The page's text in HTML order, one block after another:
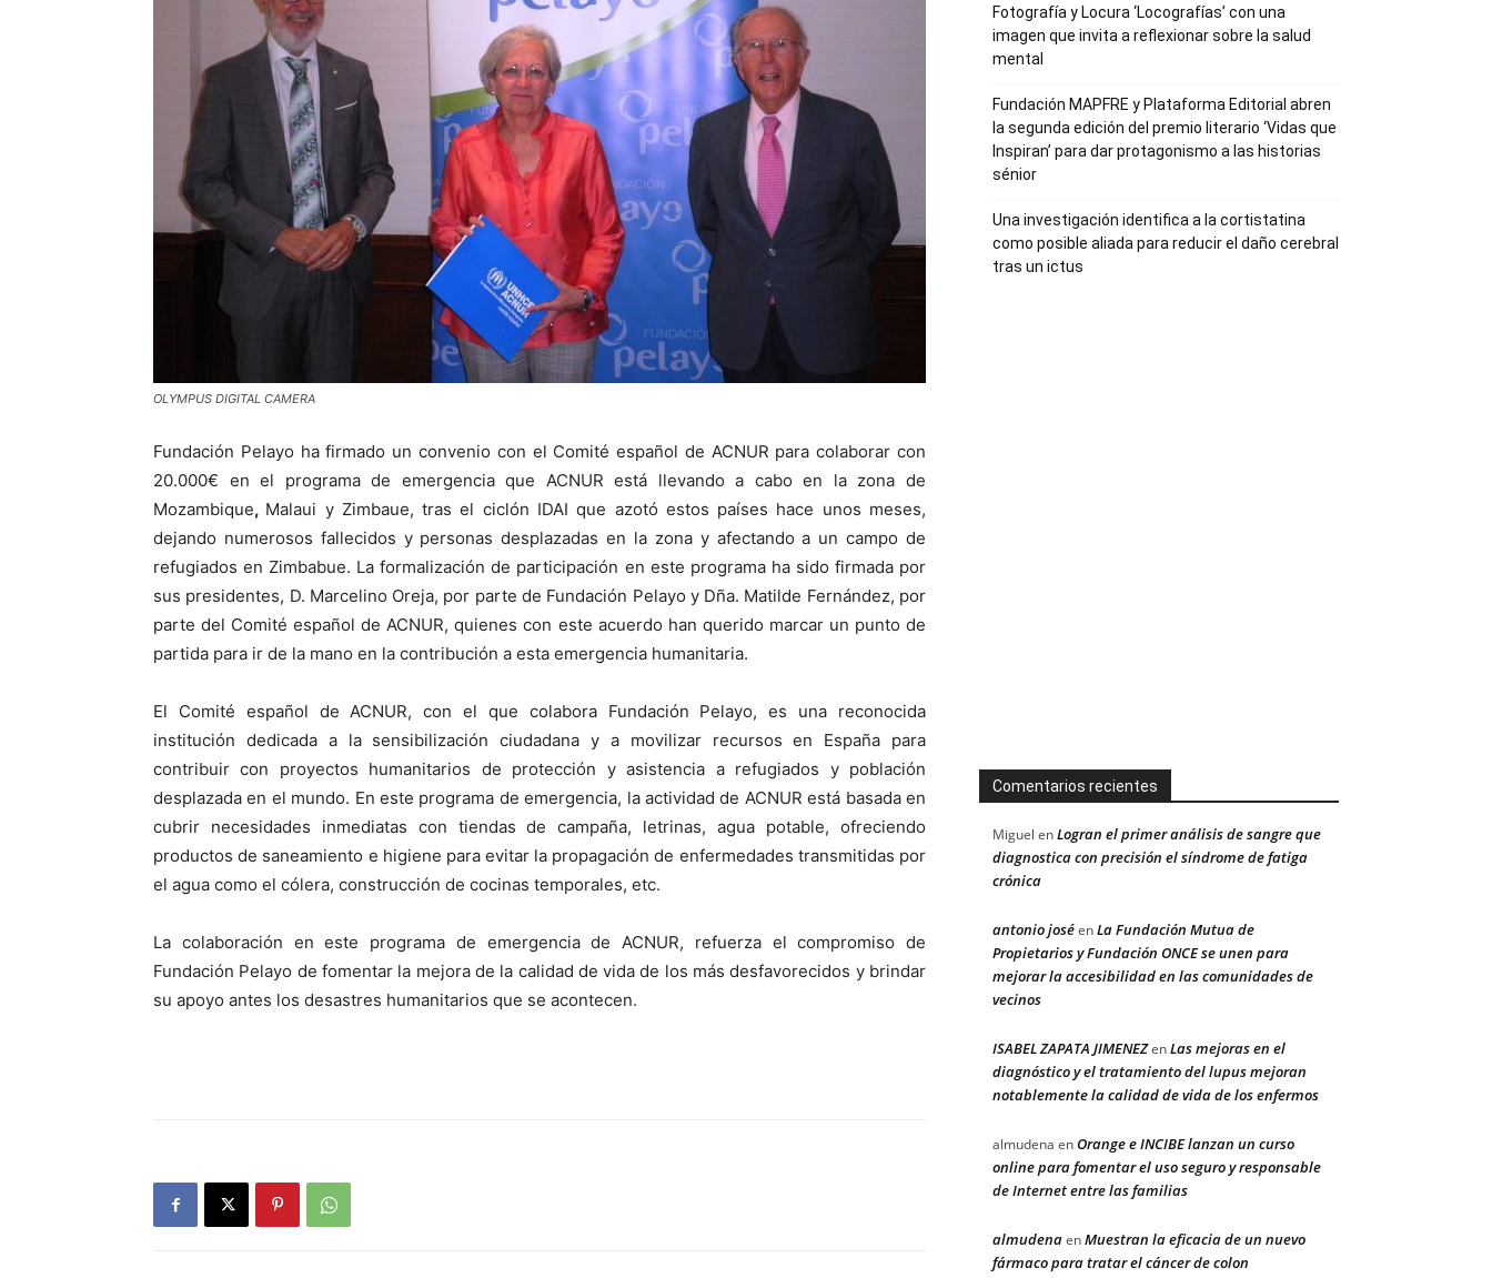
OLYMPUS DIGITAL CAMERA
Fundación Pelayo ha firmado un convenio con el Comité español de ACNUR para colaborar con
20.000€ en el programa de emergencia que ACNUR está llevando a cabo en la zona de
Mozambique, Malaui y Zimbaue, tras el ciclón IDAI que azotó estos países hace unos meses,
dejando numerosos fallecidos y personas desplazadas en la zona y afectando a un campo de
refugiados en Zimbabue. La formalización de participación en este programa ha sido firmada por
sus presidentes, D. Marcelino Oreja, por parte de Fundación Pelayo y Dña. Matilde Fernández, por
parte del Comité español de ACNUR, quienes con este acuerdo han querido marcar un punto de
partida para ir de la mano en la contribución a esta emergencia humanitaria.
El Comité español de ACNUR, con el que colabora Fundación Pelayo, es una reconocida
institución dedicada a la sensibilización ciudadana y a movilizar recursos en España para
contribuir con proyectos humanitarios de protección y asistencia a refugiados y población
desplazada en el mundo. En este programa de emergencia, la actividad de ACNUR está basada en
cubrir necesidades inmediatas con tiendas de campaña, letrinas, agua potable, ofreciendo
productos de saneamiento e higiene para evitar la propagación de enfermedades transmitidas por
el agua como el cólera, construcción de cocinas temporales, etc.
La colaboración en este programa de emergencia de ACNUR, refuerza el compromiso de
Fundación Pelayo de fomentar la mejora de la calidad de vida de los más desfavorecidos y brindar
su apoyo antes los desastres humanitarios que se acontecen.
Fotografía y Locura ‘Locografías’ con una
imagen que invita a reflexionar sobre la salud
mental
Fundación MAPFRE y Plataforma Editorial abren
la segunda edición del premio literario ‘Vidas que
Inspiran’ para dar protagonismo a las historias
sénior
Una investigación identifica a la cortistatina
como posible aliada para reducir el daño cerebral
tras un ictus
Comentarios recientes
Miguel enLogran el primer análisis de sangre que
diagnostica con precisión el síndrome de fatiga
crónica
antonio joséenLa Fundación Mutua de
Propietarios y Fundación ONCE se unen para
mejorar la accesibilidad en las comunidades de
vecinos
ISABEL ZAPATA JIMENEZenLas mejoras en el
diagnóstico y el tratamiento del lupus mejoran
notablemente la calidad de vida de los enfermos
almudena enOrange e INCIBE lanzan un curso
online para fomentar el uso seguro y responsable
de Internet entre las familias
almudenaenMuestran la eficacia de un nuevo
fármaco para tratar el cáncer de colon